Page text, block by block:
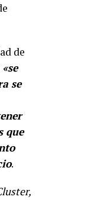
de
«se
se
que
.